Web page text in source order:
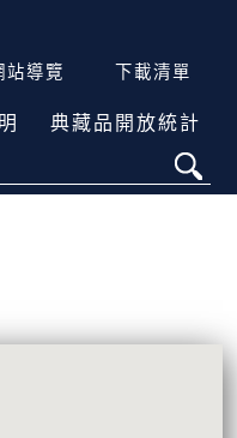
站導覽 下載清單
典藏品開放統計